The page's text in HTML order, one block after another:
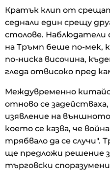
Кратък клип от
седнали един срещу
столове. Наблюдатели
на Тръмп беше по-мек,
по-ниска височина,
гледа отвисоко пред
Междувременно
отново се
изявление на
което се казва, че
трябвало да се случи".
ще предложи решение
търговски